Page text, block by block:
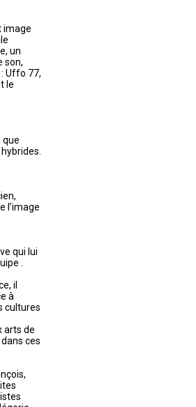
image
un
son,
Uffo 77,
le
que
l’image
qui lui
.
il
à
cultures
arts de
ces